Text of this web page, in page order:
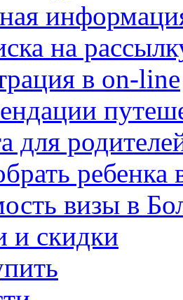
на
в on-line
для
ребенка
визы в
и скидки